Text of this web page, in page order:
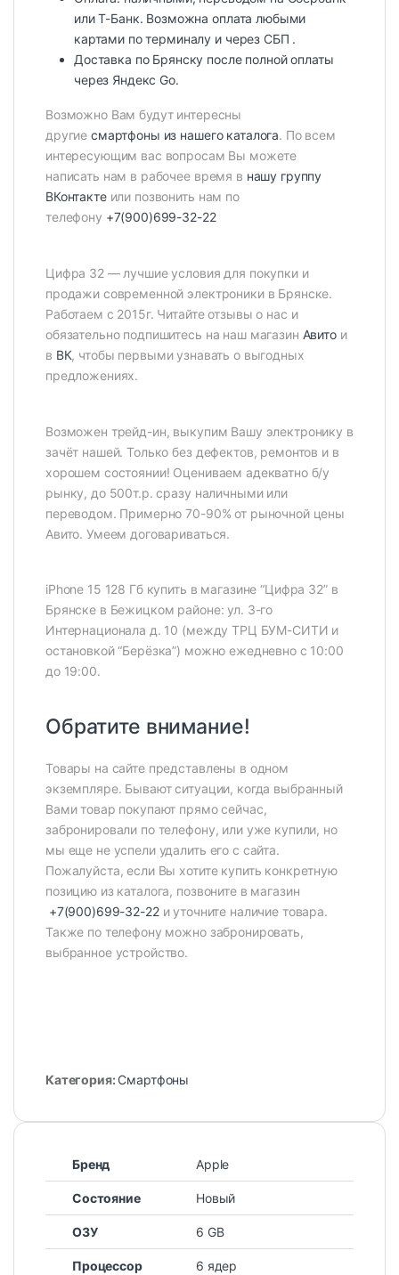
или Т-Банк. Возможна оплата любыми
картами по терминалу и через СБП .
Доставка по Брянску после полной оплаты
через Яндекс Go.
Возможно Вам будут интересны
другиесмартфоны из нашего каталога. По всем
интересующим вас вопросам Вы можете
написать нам в рабочее время в нашу группу
ВКонтактеили позвонить нам по
телефону +7(900)699-32-22
Цифра 32 — лучшие условия для покупки и
продажи современной электроники в Брянске.
Работаем с 2015г. Читайте отзывы о нас и
обязательно подпишитесь на наш магазин Авитои
в ВК, чтобы первыми узнавать о выгодных
предложениях.
Возможен трейд-ин, выкупим Вашу электронику в
зачёт нашей. Только без дефектов, ремонтов и в
хорошем состоянии! Оцениваем адекватно б/у
рынку, до 500т.р. сразу наличными или
переводом. Примерно 70-90% от рыночной цены
Авито. Умеем договариваться.
iPhone 15 128 Гб купить в магазине “Цифра 32” в
Брянске в Бежицком районе: ул. 3-го
Интернационала д. 10 (между ТРЦ БУМ-СИТИ и
остановкой “Берёзка”) можно ежедневно с 10:00
до 19:00.
Обратите внимание!
Товары на сайте представлены в одном
экземпляре. Бывают ситуации, когда выбранный
Вами товар покупают прямо сейчас,
забронировали по телефону, или уже купили, но
мы еще не успели удалить его с сайта.
Пожалуйста, если Вы хотите купить конкретную
позицию из каталога, позвоните в магазин
+7(900)699-32-22и уточните наличие товара.
Также по телефону можно забронировать,
выбранное устройство.
Категория: Смартфоны
Бренд Apple
Состояние Новый
ОЗУ 6 GB
Процессор 6 ядер